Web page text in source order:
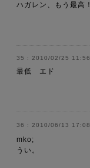
ハガレン、もう最高！
2010/02/25 11:56
最低 エド
2010/06/13 17:08
mko;
うい。